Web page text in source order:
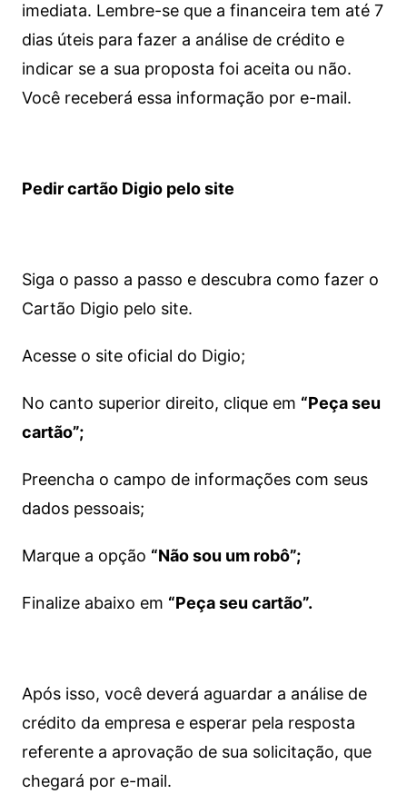
imediata. Lembre-se que a financeira tem até 7
dias úteis para fazer a análise de crédito e
indicar se a sua proposta foi aceita ou não.
Você receberá essa informação por e-mail.
Pedir cartão Digio pelo site
Siga o passo a passo e descubra como fazer o
Cartão Digio pelo site.
Acesse o site oficial do Digio;
No canto superior direito, clique em “Peça seu
cartão”;
Preencha o campo de informações com seus
dados pessoais;
Marque a opção “Não sou um robô”;
Finalize abaixo em “Peça seu cartão”.
Após isso, você deverá aguardar a análise de
crédito da empresa e esperar pela resposta
referente a aprovação de sua solicitação, que
chegará por e-mail.